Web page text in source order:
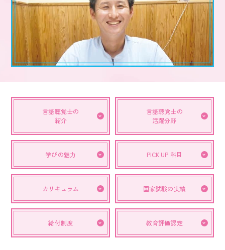
言語聴覚士の
紹介
言語聴覚士の
活躍分野
学びの魅力 PICK UP 科目
カリキュラム 国家試験の実績
給付制度 教育評価認定